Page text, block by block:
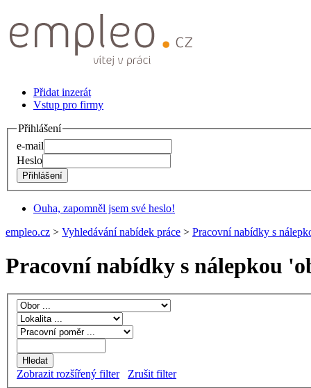
Přidat inzerát
Vstup pro firmy
Přihlášení
e-mail
Heslo
Ouha, zapomněl jsem své heslo!
empleo.cz > Vyhledávání nabídek práce > Pracovní nabídky s
Pracovní nabídky s nálepkou '
Zobrazit rozšířený filter
Zrušit filter